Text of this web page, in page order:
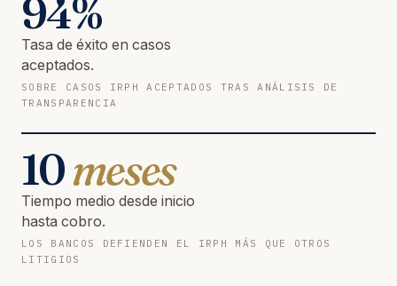
94%
Tasa de éxito en casos
aceptados.
SOBRE CASOS IRPH ACEPTADOS TRAS ANÁLISIS DE
TRANSPARENCIA
10meses
Tiempo medio desde inicio
hasta cobro.
LOS BANCOS DEFIENDEN EL IRPH MÁS QUE OTROS
LITIGIOS